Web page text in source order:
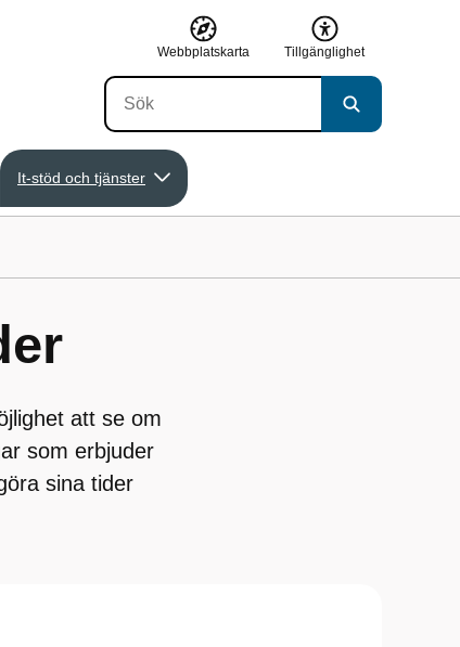
Webbplatskarta Tillgänglighet
It-stöd och tjänster
att se om
som erbjuder
sina tider